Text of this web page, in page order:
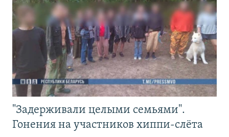
"Задерживали целыми семьями".
Гонения на участников хиппи-слёта